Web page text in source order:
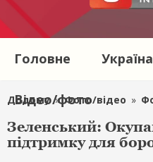
Головне Україна
Відео/фото
Додому » Фото/відео »
Зеленський:
підтримку для